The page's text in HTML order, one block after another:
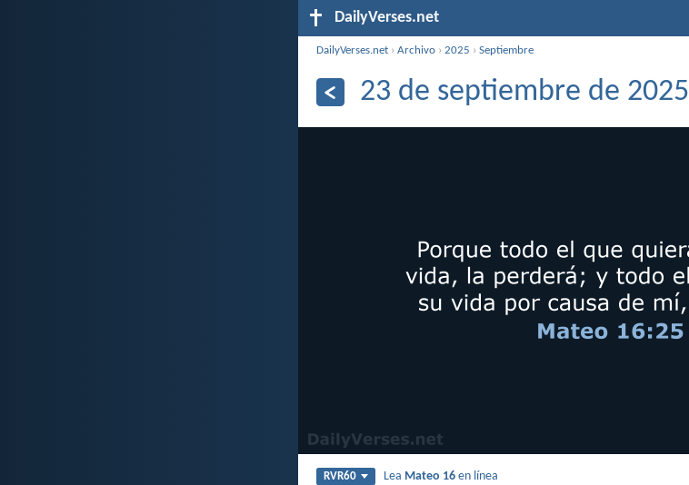
DailyVerses.net
DailyVerses.net ›Archivo ›2025 ›Septiembre
23 de septiembre de 2025
RVR60 Lea Mateo 16 en línea